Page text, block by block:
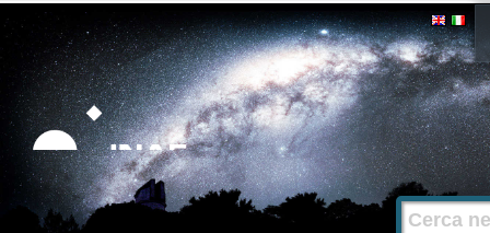
Strumenti
personali
Salta
contenuti.
|
Salta
alla
navigazione
Cerca nel
Ricerca
avanzata…